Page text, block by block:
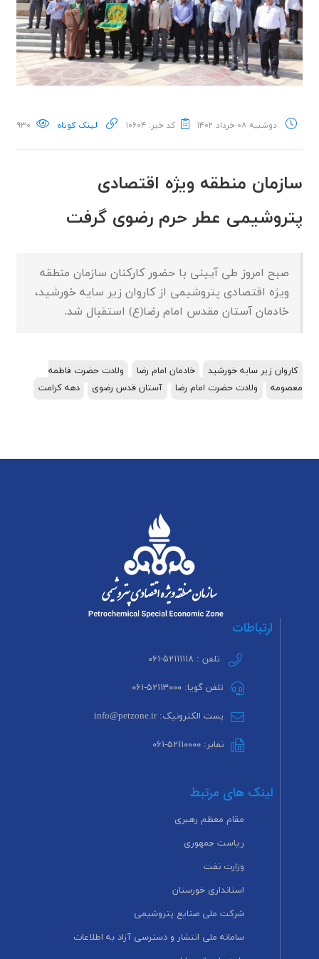
دوشنبه ۰۸ خرداد ۱۴۰۲ کد خبر: ۱۰۶۰۴ لینک کوتاه ۹۳۰
سازمان منطقه ویژه اقتصادی
پتروشیمی عطر حرم رضوی گرفت
صبح امروز طی آیینی با حضور کارکنان سازمان منطقه
ویژه اقتصادی پتروشیمی از کاروان زیر سایه خورشید،
خادمان آستان مقدس امام رضا(ع) استقبال شد.
کاروان زیر سایه خورشید خادمان امام رضا
ولادت حضرت فاطمه
معصومه
ولادت حضرت امام رضا آستان قدس رضوی دهه کرامت
ارتباطات
تلفن : ۵۲۱۱۱۱۱۸-۰۶۱
تلفن گویا: ۵۲۱۱۳۰۰۰-۰۶۱
پست الکترونیک: info@petzone.ir
نمابر: ۵۲۱۱۰۰۰۰-۰۶۱
لینک های مرتبط
مقام معظم رهبری
ریاست جمهوری
وزارت نفت
استانداری خوزستان
شرکت ملی صنایع پتروشیمی
سامانه ملی انتشار و دسترسی آزاد به اطلاعات